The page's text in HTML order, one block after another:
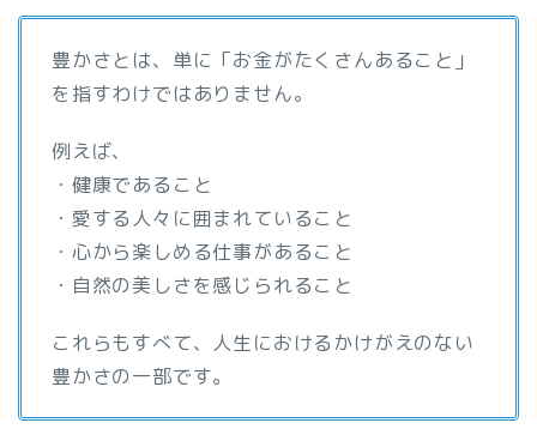
豊かさとは、単に「お金がたくさんあること」
を指すわけではありません。
例えば、
・健康であること
・愛する人々に囲まれていること
・心から楽しめる仕事があること
・自然の美しさを感じられること
これらもすべて、人生におけるかけがえのない
豊かさの一部です。